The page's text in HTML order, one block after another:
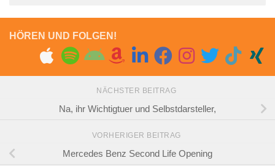
HÖREN UND FOLGEN!
NÄCHSTER BEITRAG
Na, ihr Wichtigtuer und Selbstdarsteller,
VORHERIGER BEITRAG
Mercedes Benz Second Life Opening